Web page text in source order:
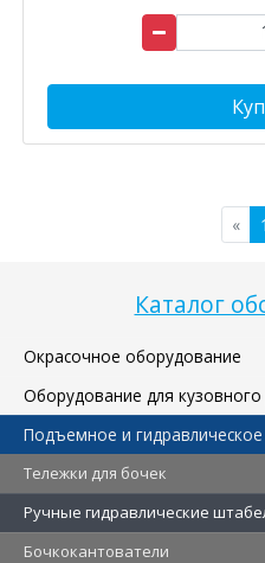
Каталог
Окрасочное оборудование
Оборудование для
Подъемное и
Тележки для бочек
Ручные гидравлические
Бочкокантователи
« 1